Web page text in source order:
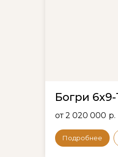
Богри
от 2 020 000 р.
Подробнее